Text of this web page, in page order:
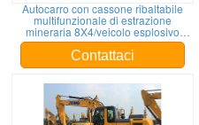
Autocarro con cassone ribaltabile
multifunzionale di estrazione
mineraria 8X4/veicolo esplosivo
emulsionato
Contattaci